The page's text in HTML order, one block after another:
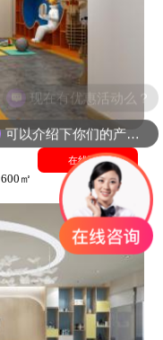
600㎡
在线预约
可以介绍下你们的产品么？
现在有优惠活动么？